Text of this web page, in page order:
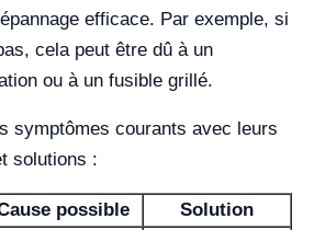
efficace. Par exemple, si
cela peut être dû à un
ou à un fusible grillé.
symptômes courants avec leurs
solutions :
possible Solution